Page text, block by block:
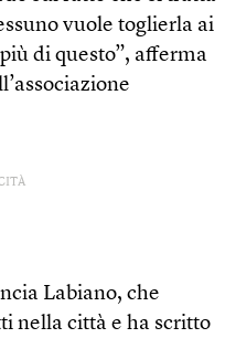
vuole toglierla ai
di questo”, afferma
Labiano, che
nella città e ha scritto